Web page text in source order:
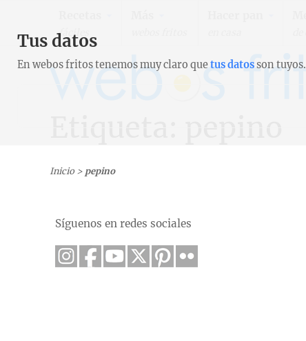
fáciles
Inicio> pepino
Síguenos en redes sociales
Tus datos
En webos fritos tenemos muy claro quetus datosson tuyos.